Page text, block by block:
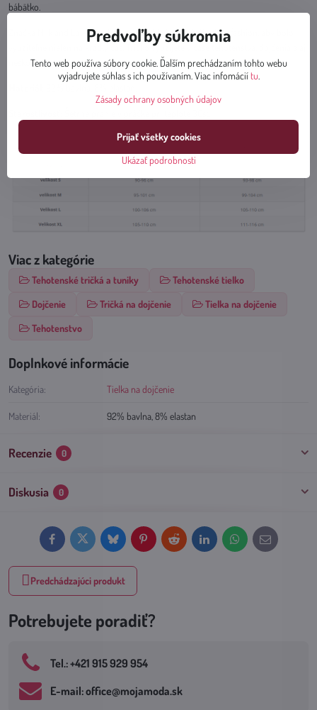
bábätko.
Značka Milk and Love navrhuje svoje oblečenie v štýle slow fashion, aby bolo
využiteľné nielen na krátky čas. Tričko využijete v čase tehotenstva, dojčenia a aj
neskôr.
Viac z kategórie
Tehotenské tričká a tuniky
Tehotenské tielko
Dojčenie
Tričká na dojčenie
Tielka na dojčenie
Tehotenstvo
Doplnkové informácie
Kategória: Tielka na dojčenie
Materiál: 92% bavlna, 8% elastan
Recenzie 0
Diskusia 0
FacebookTwitter BlueskyPinterestReddit LinkedInWhatsApp
E-
mail
Predchádzajúci produkt
Potrebujete poradiť?
Tel​.: +421 915 929 954
E-mail: office​@mojamoda​.sk
Predvoľby súkromia
Tento web používa súbory cookie. Ďalším prechádzaním tohto webu
vyjadrujete súhlas s ich používaním. Viac infomáciítu.
Zásady ochrany osobných údajov
Ukázať podrobnosti
Prijať všetky cookies